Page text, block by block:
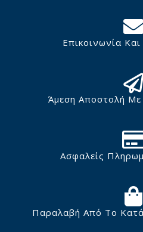
Επικοινωνία
Άμεση Αποστολή
Ασφαλείς
Παραλαβή Από Το